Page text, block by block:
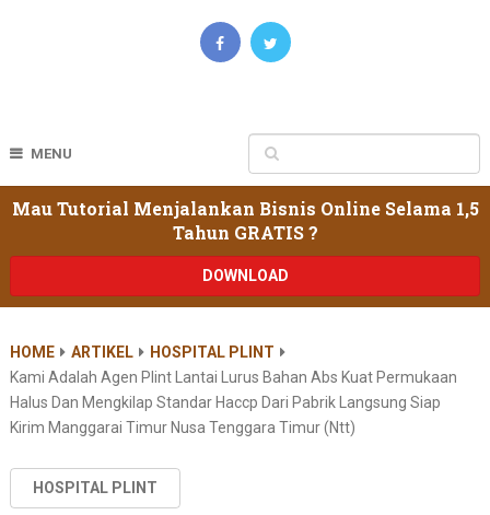
MENU
Mau Tutorial Menjalankan Bisnis Online Selama 1,5
Tahun GRATIS ?
DOWNLOAD
HOME ARTIKEL
HOSPITAL PLINT
Kami Adalah Agen Plint Lantai Lurus Bahan Abs Kuat Permukaan
Halus Dan Mengkilap Standar Haccp Dari Pabrik Langsung Siap
Kirim Manggarai Timur Nusa Tenggara Timur (ntt)
HOSPITAL PLINT